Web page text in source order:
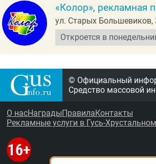
«Колор», рекламная
ул. Старых Большевиков,
Откроется в
© Официальный
Средство массовой
О насНаградыПравилаКонтакты
Рекламные услуги в Гусь-Хрустальном